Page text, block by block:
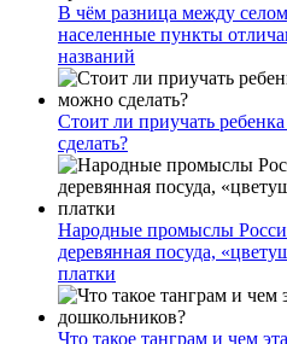
В чём разница между
населенные пункты
названий
Стоит ли приучать
сделать?
Народные промыслы
деревянная посуда,
платки
Что такое танграм и чем